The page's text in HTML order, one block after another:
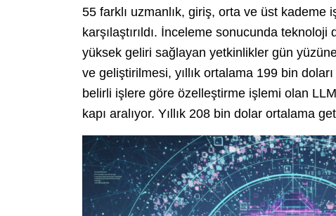
55 farklı uzmanlık, giriş, orta ve üst kademe
karşılaştırıldı. İnceleme sonucunda
yüksek geliri sağlayan yetkinlikler gün
ve geliştirilmesi, yıllık ortalama 199 bin
belirli işlere göre özelleştirme işlemi olan
kapı aralıyor. Yıllık 208 bin dolar ortalama